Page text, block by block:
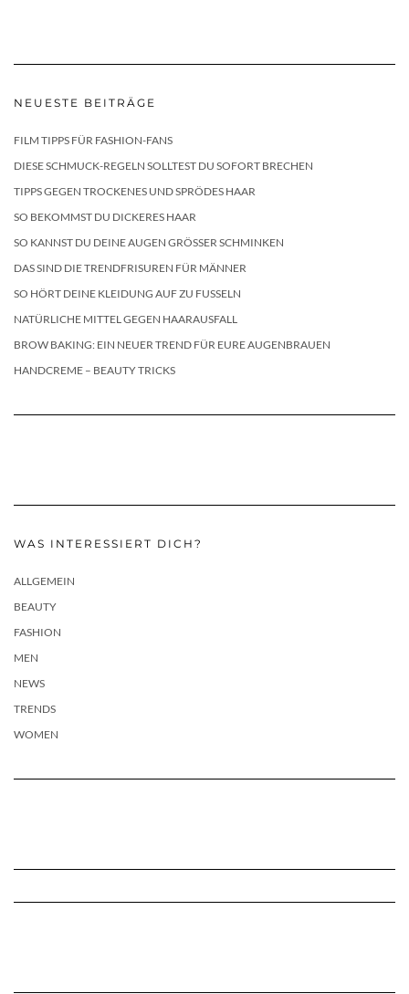
NEUESTE BEITRÄGE
FILM TIPPS FÜR FASHION-FANS
DIESE SCHMUCK-REGELN SOLLTEST DU SOFORT BRECHEN
TIPPS GEGEN TROCKENES UND SPRÖDES HAAR
SO BEKOMMST DU DICKERES HAAR
SO KANNST DU DEINE AUGEN GRÖSSER SCHMINKEN
DAS SIND DIE TRENDFRISUREN FÜR MÄNNER
SO HÖRT DEINE KLEIDUNG AUF ZU FUSSELN
NATÜRLICHE MITTEL GEGEN HAARAUSFALL
BROW BAKING: EIN NEUER TREND FÜR EURE AUGENBRAUEN
HANDCREME – BEAUTY TRICKS
WAS INTERESSIERT DICH?
ALLGEMEIN
BEAUTY
FASHION
MEN
NEWS
TRENDS
WOMEN